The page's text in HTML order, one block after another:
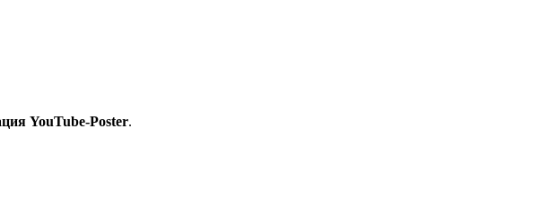
YouTube-Poster.